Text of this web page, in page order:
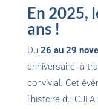
En 2025,
ans !
Du 26 au 29
anniversaire à
convivial. Cet
l’histoire du